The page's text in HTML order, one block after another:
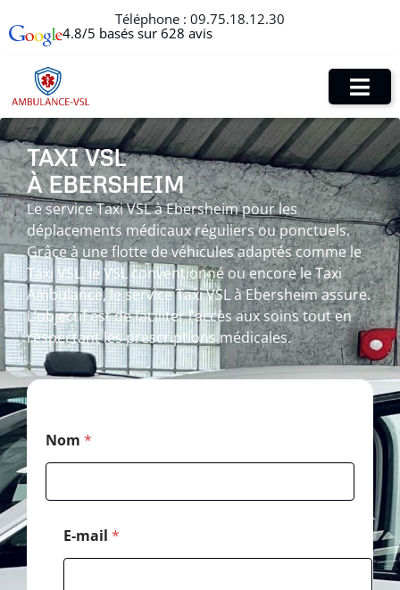
Téléphone : 09.75.18.12.30
4.8/5 basés sur 628 avis
TAXI VSL
À EBERSHEIM
Le service Taxi VSL à Ebersheim pour les
déplacements médicaux réguliers ou ponctuels.
Grâce à une flotte de véhicules adaptés comme le
Taxi VSL, le VSL conventionné ou encore le Taxi
Ambulance, le service Taxi VSL à Ebersheim assure.
L’objectif est de faciliter l’accès aux soins tout en
respectant les prescriptions médicales.
Nom *
E-mail *
*
N
m
M
e
s
s
a
g